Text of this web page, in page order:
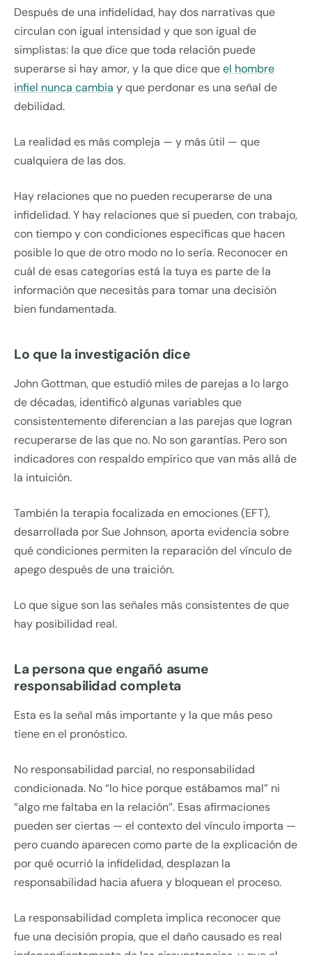
Después de una infidelidad, hay dos narrativas que
circulan con igual intensidad y que son igual de
simplistas: la que dice que toda relación puede
superarse si hay amor, y la que dice queel hombre
infiel nunca cambia y que perdonar es una señal de
debilidad.
La realidad es más compleja — y más útil — que
cualquiera de las dos.
Hay relaciones que no pueden recuperarse de una
infidelidad. Y hay relaciones que sí pueden, con trabajo,
con tiempo y con condiciones específicas que hacen
posible lo que de otro modo no lo sería. Reconocer en
cuál de esas categorías está la tuya es parte de la
información que necesitás para tomar una decisión
bien fundamentada.
Lo que la investigación dice
John Gottman, que estudió miles de parejas a lo largo
de décadas, identificó algunas variables que
consistentemente diferencian a las parejas que logran
recuperarse de las que no. No son garantías. Pero son
indicadores con respaldo empírico que van más allá de
la intuición.
También la terapia focalizada en emociones (EFT),
desarrollada por Sue Johnson, aporta evidencia sobre
qué condiciones permiten la reparación del vínculo de
apego después de una traición.
Lo que sigue son las señales más consistentes de que
hay posibilidad real.
La persona que engañó asume
responsabilidad completa
Esta es la señal más importante y la que más peso
tiene en el pronóstico.
No responsabilidad parcial, no responsabilidad
condicionada. No “lo hice porque estábamos mal” ni
“algo me faltaba en la relación”. Esas afirmaciones
pueden ser ciertas — el contexto del vínculo importa —
pero cuando aparecen como parte de la explicación de
por qué ocurrió la infidelidad, desplazan la
responsabilidad hacia afuera y bloquean el proceso.
La responsabilidad completa implica reconocer que
fue una decisión propia, que el daño causado es real